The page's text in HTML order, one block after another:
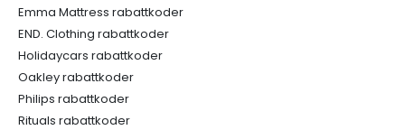
Emma Mattress rabattkoder
END. Clothing rabattkoder
Holidaycars rabattkoder
Oakley rabattkoder
Philips rabattkoder
Rituals rabattkoder